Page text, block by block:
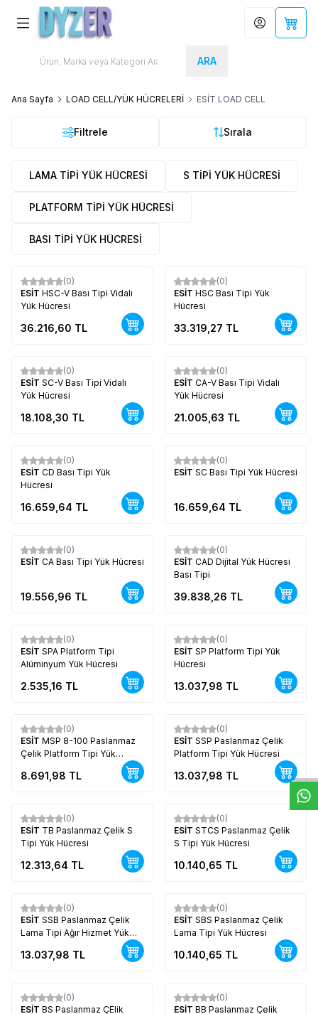
WhtsappDeseHatt
ARA
Hesabım
Ana Sayfa LOAD CELL/YÜK HÜCRELERİ ESİT LOAD CELL
Filtrele Sırala
LAMA TİPİ YÜK HÜCRESİ S TİPİ YÜK HÜCRESİ
PLATFORM TİPİ YÜK HÜCRESİ
BASI TİPİ YÜK HÜCRESİ
Yeni
(0)
ESİT HSC-V Bası Tipi Vidalı
Yük Hücresi
36.216,60 TL
Yeni
(0)
ESİT HSC Bası Tipi Yük
Hücresi
33.319,27 TL
Yeni
(0)
ESİT SC-V Bası Tipi Vidalı
Yük Hücresi
18.108,30 TL
Yeni
(0)
ESİT CA-V Bası Tipi Vidalı
Yük Hücresi
21.005,63 TL
Yeni
(0)
ESİT CD Bası Tipi Yük
Hücresi
16.659,64 TL
Yeni
(0)
ESİT SC Bası Tipi Yük Hücresi
16.659,64 TL
Yeni
(0)
ESİT CA Bası Tipi Yük Hücresi
19.556,96 TL
Yeni
(0)
ESİT CAD Dijital Yük Hücresi
Bası Tipi
39.838,26 TL
Yeni
(0)
ESİT SPA Platform Tipi
Alüminyum Yük Hücresi
2.535,16 TL
Yeni
(0)
ESİT SP Platform Tipi Yük
Hücresi
13.037,98 TL
Yeni
(0)
ESİT MSP 8-100 Paslanmaz
Çelik Platform Tipi Yük
8.691,98 TL
Yeni
(0)
ESİT SSP Paslanmaz Çelik
Platform Tipi Yük Hücresi
13.037,98 TL
Yeni
(0)
ESİT TB Paslanmaz Çelik S
Tipi Yük Hücresi
12.313,64 TL
Yeni
(0)
ESİT STCS Paslanmaz Çelik
S Tipi Yük Hücresi
10.140,65 TL
Yeni
(0)
ESİT SSB Paslanmaz Çelik
Lama Tipi Ağır Hizmet Yük
13.037,98 TL
Yeni
(0)
ESİT SBS Paslanmaz Çelik
Lama Tipi Yük Hücresi
10.140,65 TL
Yeni
(0)
ESİT BS Paslanmaz ÇElik
Yeni
(0)
ESİT BB Paslanmaz Çelik